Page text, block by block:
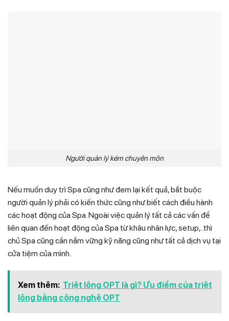
Người quản lý kém chuyên môn
Nếu muốn duy trì Spa cũng như đem lại kết quả, bắt buộc
người quản lý phải có kiến thức cũng như biết cách điều hành
các hoạt động của Spa. Ngoài việc quản lý tất cả các vấn đề
liên quan đến hoạt động của Spa từ khâu nhân lực, setup,..thì
chủ Spa cũng cần nắm vững kỹ năng cũng như tất cả dịch vụ tại
cửa tiệm của mình.
Xem thêm: Triệt lông OPT là gì? Ưu điểm của triệt
lông bằng công nghệ OPT